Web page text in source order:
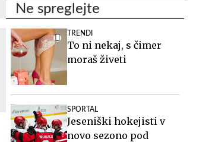
Ne spreglejte
TRENDI
To ni nekaj, s čimer
moraš živeti
SPORTAL
Jeseniški hokejisti v
novo sezono pod